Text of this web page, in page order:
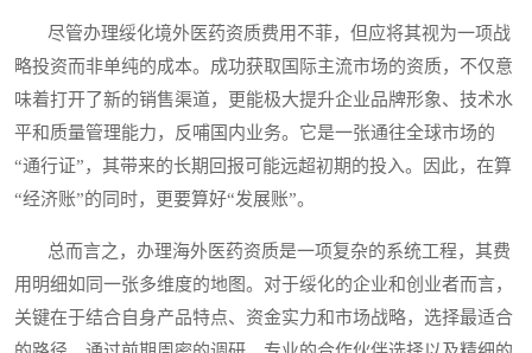
尽管办理绥化境外医药资质费用不菲，但应将其视为一项战
略投资而非单纯的成本。成功获取国际主流市场的资质，不仅意
味着打开了新的销售渠道，更能极大提升企业品牌形象、技术水
平和质量管理能力，反哺国内业务。它是一张通往全球市场的
“通行证”，其带来的长期回报可能远超初期的投入。因此，在算
“经济账”的同时，更要算好“发展账”。
总而言之，办理海外医药资质是一项复杂的系统工程，其费
用明细如同一张多维度的地图。对于绥化的企业和创业者而言，
关键在于结合自身产品特点、资金实力和市场战略，选择最适合